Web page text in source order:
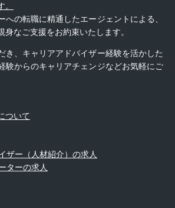
への転職に精通したエージェントによる、
身なご支援をお約束いたします。
き、キャリアアドバイザー経験を活かした
験からのキャリアチェンジなどお気軽にご
ついて
ザー（人材紹介）の求人
ターの求人